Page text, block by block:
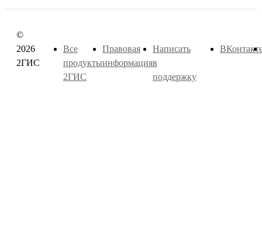
©
2026
2ГИС
Все
продукты
2ГИС
Правовая
информация
Написать
в
поддержку